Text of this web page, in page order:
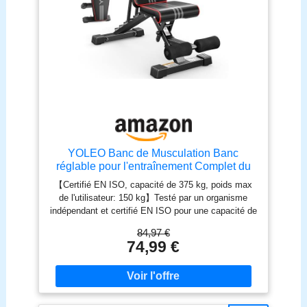
YOLEO Banc de Musculation Banc
réglable pour l'entraînement Complet du
Corps Banc inclinable Appareil
Musculation pour Exercice Gymnastique à
Domicile/Bureau
【Certifié EN ISO, capacité de 375 kg, poids max
de l'utilisateur: 150 kg】Testé par un organisme
indépendant et certifié EN ISO pour une capacité de
bancs de cette gamme de prix sont loin d'atteindre.
Structure en acier à double triangle conçue pour
garantir stabilité et silence lors des développés
avec haltères lourds, des hip thrusts avec charge et
des exercices avec haltères. Chaque composant a
été testé et certifié. Ce n'est pas une promesse,
84,97 €
74,99 €